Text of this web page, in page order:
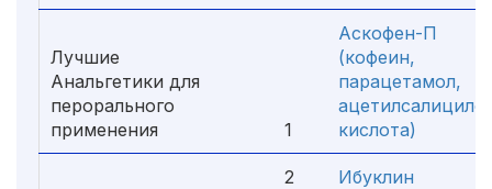
Лучшие
Анальгетики для
перорального
применения
1
Аскофен-П
(кофеин,
парацетамол,
кислота)
2 Ибуклин